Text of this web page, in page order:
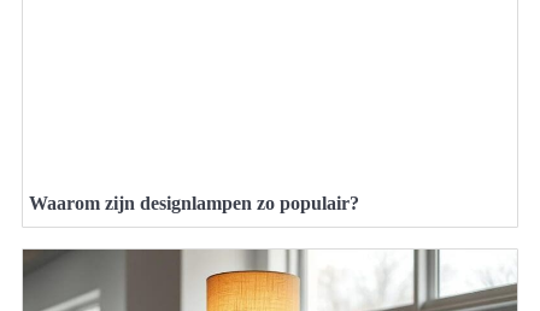
Waarom zijn designlampen zo populair?